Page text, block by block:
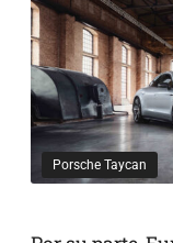
Porsche Taycan